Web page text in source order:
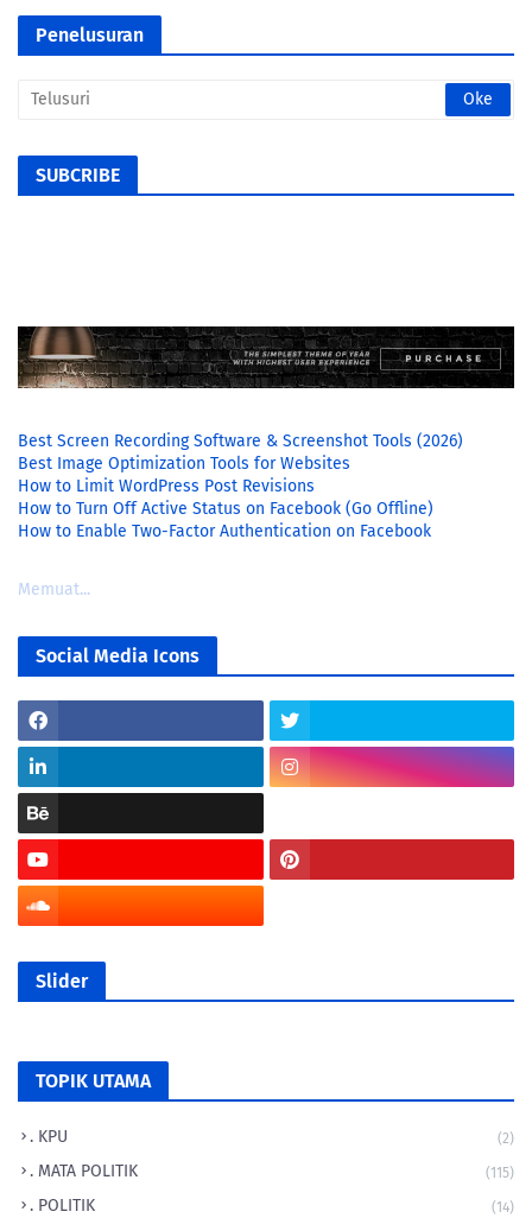
Penelusuran
SUBCRIBE
Best Screen Recording Software & Screenshot Tools (2026)
Best Image Optimization Tools for Websites
How to Limit WordPress Post Revisions
How to Turn Off Active Status on Facebook (Go Offline)
How to Enable Two-Factor Authentication on Facebook
Memuat...
Social Media Icons
Slider
TOPIK UTAMA
. KPU (2)
. MATA POLITIK (115)
. POLITIK (14)